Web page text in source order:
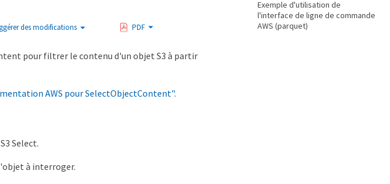
des modifications PDF
pour filtrer le contenu d'un objet S3 à partir
AWS pour SelectObjectContent".
Select.
à interroger.
Exemple d'utilisation de
l'interface de ligne de commande
AWS (parquet)